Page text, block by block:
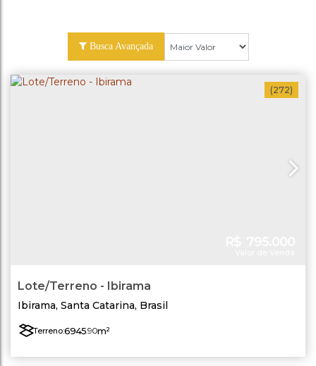
Busca Avançada
(272)
Lote/Terreno - Ibirama
Ibirama, Santa Catarina, Brasil
Terreno:6945.90m²